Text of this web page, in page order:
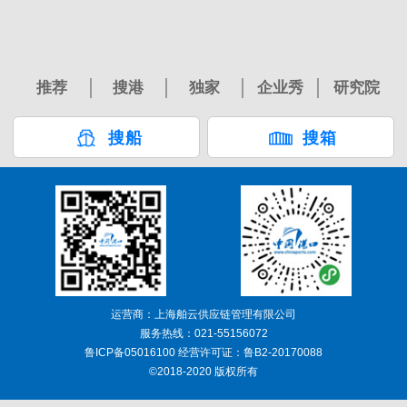
推荐 搜港 独家 企业秀 研究院
搜船 搜箱
运营商：上海舶云供应链管理有限公司
服务热线：021-55156072
鲁ICP备05016100 经营许可证：鲁B2-20170088
©2018-2020 版权所有